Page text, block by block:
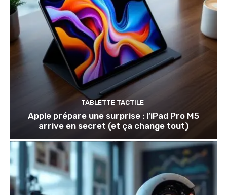
TABLETTE TACTILE
Apple prépare une surprise : l’iPad Pro M5
arrive en secret (et ça change tout)